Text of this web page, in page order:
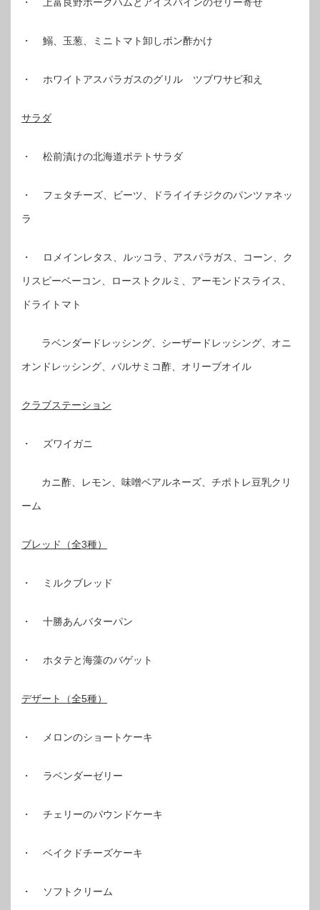
・ 鰯、玉葱、ミニトマト卸しポン酢かけ
・ ホワイトアスパラガスのグリル ツブワサビ和え
サラダ
・ 松前漬けの北海道ポテトサラダ
・ フェタチーズ、ビーツ、ドライイチジクのパンツァネッ
ラ
・ ロメインレタス、ルッコラ、アスパラガス、コーン、ク
リスピーベーコン、ローストクルミ、アーモンドスライス、
ドライトマト
ラベンダードレッシング、シーザードレッシング、オニ
オンドレッシング、バルサミコ酢、オリーブオイル
クラブステーション
・ ズワイガニ
カニ酢、レモン、味噌ベアルネーズ、チポトレ豆乳クリ
ーム
ブレッド（全3種）
・ ミルクブレッド
・ 十勝あんバターパン
・ ホタテと海藻のバゲット
デザート（全5種）
・ メロンのショートケーキ
・ ラベンダーゼリー
・ チェリーのパウンドケーキ
・ ベイクドチーズケーキ
・ ソフトクリーム